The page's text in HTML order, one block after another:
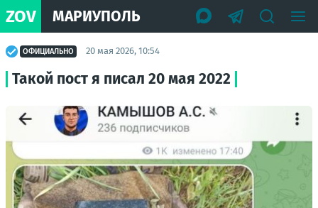
ZOV МАРИУПОЛЬ
ОФИЦИАЛЬНО 20 мая 2026, 10:54
Такой пост я писал 20 мая 2022